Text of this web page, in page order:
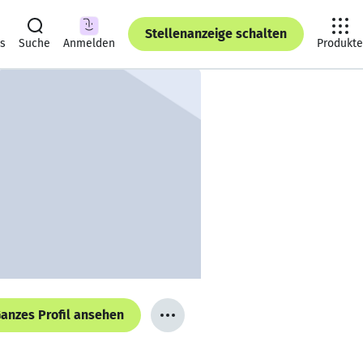
Suche Anmelden
Stellenanzeige schalten
Produkte
Profil ansehen